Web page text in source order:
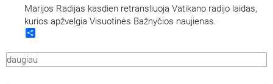
Marijos Radijas kasdien retransliuoja Vatikano radijo laidas,
kurios apžvelgia Visuotinės Bažnyčios naujienas.
daugiau